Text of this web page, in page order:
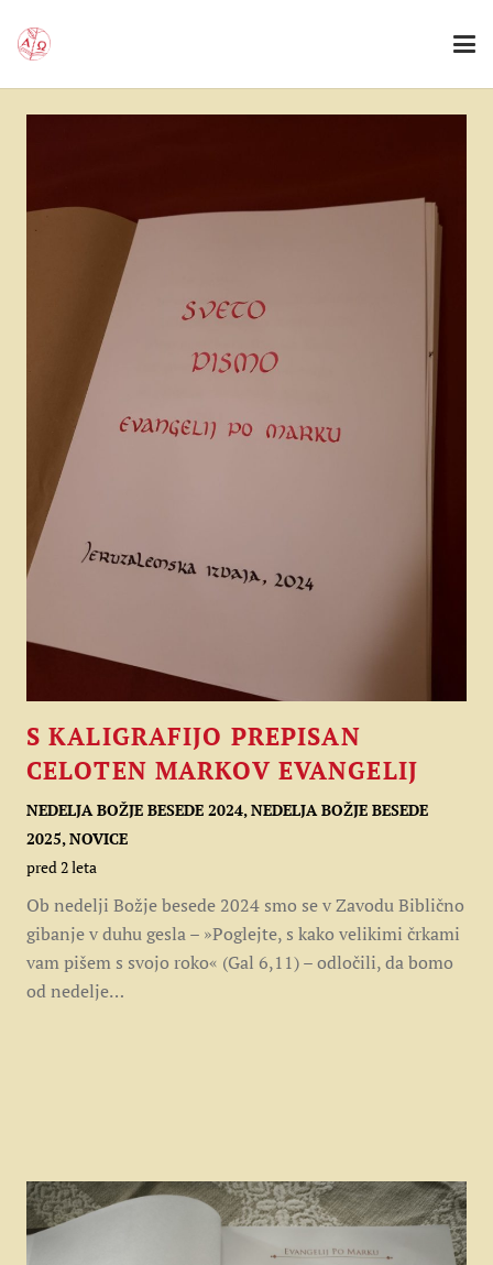
S KALIGRAFIJO PREPISAN
CELOTEN MARKOV EVANGELIJ
NEDELJA BOŽJE BESEDE 2024,NEDELJA BOŽJE BESEDE
2025,NOVICE
pred 2 leta
Ob nedelji Božje besede 2024 smo se v Zavodu Biblično
gibanje v duhu gesla – »Poglejte, s kako velikimi črkami
vam pišem s svojo roko« (Gal 6,11) – odločili, da bomo
od nedelje…